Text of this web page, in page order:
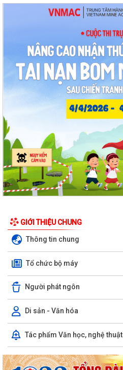
GIỚI THIỆU CHUNG
Thông tin chung
Tổ chức bộ máy
Người phát ngôn
Di sản - Văn hóa
Tác phẩm Văn học, nghệ thuật